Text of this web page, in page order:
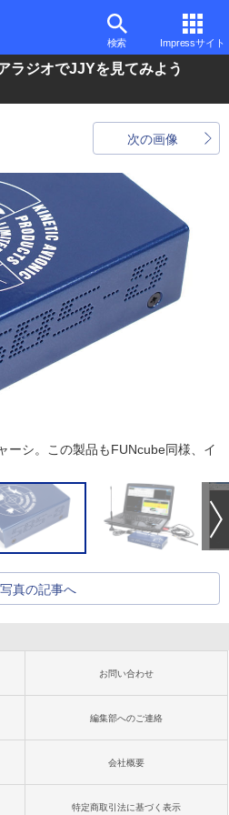
検索 Impressサイト
ラジオでJJYを見てみよう
次の画像
ーシ。この製品もFUNcube同様、イ
真の記事へ
お問い合わせ
編集部へのご連絡
会社概要
特定商取引法に基づく表示